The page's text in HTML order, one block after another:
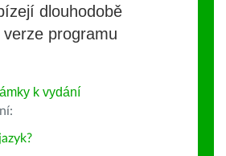
dlouhodobě
programu
k vydání